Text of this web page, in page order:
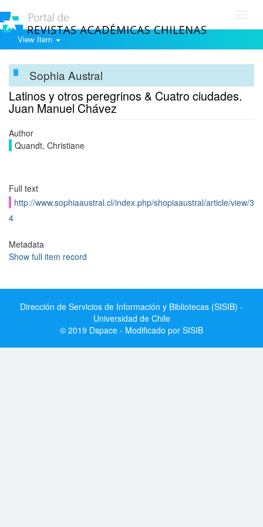
View Item
Sophia Austral
Latinos y otros peregrinos & Cuatro ciudades.
Juan Manuel Chávez
Author
Quandt, Christiane
Full text
http://www.sophiaaustral.cl/index.php/shopiaaustral/article/view/3
4
Metadata
Show full item record
Dirección de Servicios de Información y Bibliotecas (SISIB) -
Universidad de Chile
© 2019 Dspace - Modificado por SISIB